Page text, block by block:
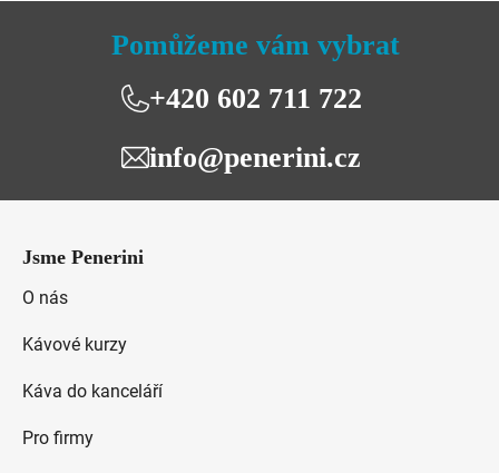
Pomůžeme vám vybrat
+420 602 711 722
info@penerini.cz
Jsme Penerini
O nás
Kávové kurzy
Káva do kanceláří
Pro firmy